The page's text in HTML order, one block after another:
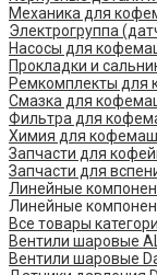
Механика для
Электрогруппа
Насосы для
Прокладки и
Ремкомплекты для
Смазка для
Фильтра для
Химия для
Запчасти для
Запчасти для
Линейные
Линейные
Все товары
Вентили шаровые
Вентили шаровые